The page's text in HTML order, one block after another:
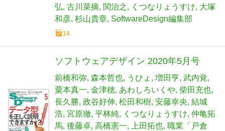
弘 古川菜摘 関治之 くつなりょうすけ 大塚
和彦 杉山貴章 SoftwareDesign編集部
14
ソフトウェアデザイン 2020年5月号
前橋和弥 森本哲也 うひょ 増田亨 武内覚
粟本真一 金津穂 あわしろいくや 柴田充也
長久勝 政谷好伸 松田和樹 安藤幸央 結城
浩 宮原徹 平林純 くつなりょうすけ 仲亀拓
馬 後藤卓 高橋憲一 上田拓也 職業「戸倉